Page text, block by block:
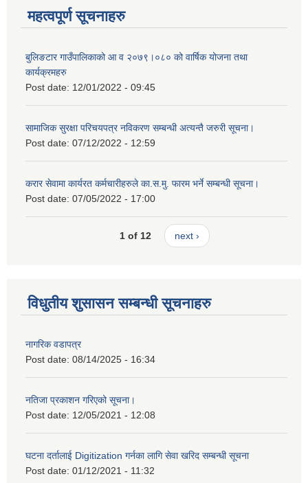
महत्वपूर्ण सूचनाहरु
बुलिङटार गाउँपालिकाको आ व २०७९।०८० को वार्षिक योजना तथा
कार्यक्रमहरु
Post date: 12/01/2022 - 09:45
सामाजिक सुरक्षा परिचयपत्र नविकरण सम्बन्धी अत्यन्तै जरुरी सूचना।
Post date: 07/12/2022 - 12:59
करार सेवामा कार्यरत कर्मचारीहरुले का.स.मु. फारम भर्ने सम्बन्धी सूचना।
Post date: 07/05/2022 - 17:00
1 of 12 next ›
विधुतीय शुसासन सम्बन्धी सूचनाहरु
नागरिक वडापत्र
Post date: 08/14/2025 - 16:34
नतिजा प्रकाशन गरिएको सूचना।
Post date: 12/05/2021 - 12:08
घटना दर्तालाई Digitization गर्नका लागि सेवा खरिद सम्बन्धी सूचना
Post date: 01/12/2021 - 11:32